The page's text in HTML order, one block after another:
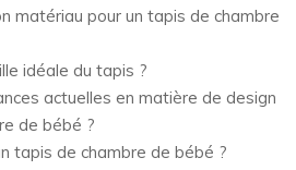
matériau pour un tapis de chambre
idéale du tapis ?
actuelles en matière de design
de bébé ?
tapis de chambre de bébé ?